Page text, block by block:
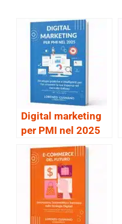
Digital marketing
per PMI nel 2025